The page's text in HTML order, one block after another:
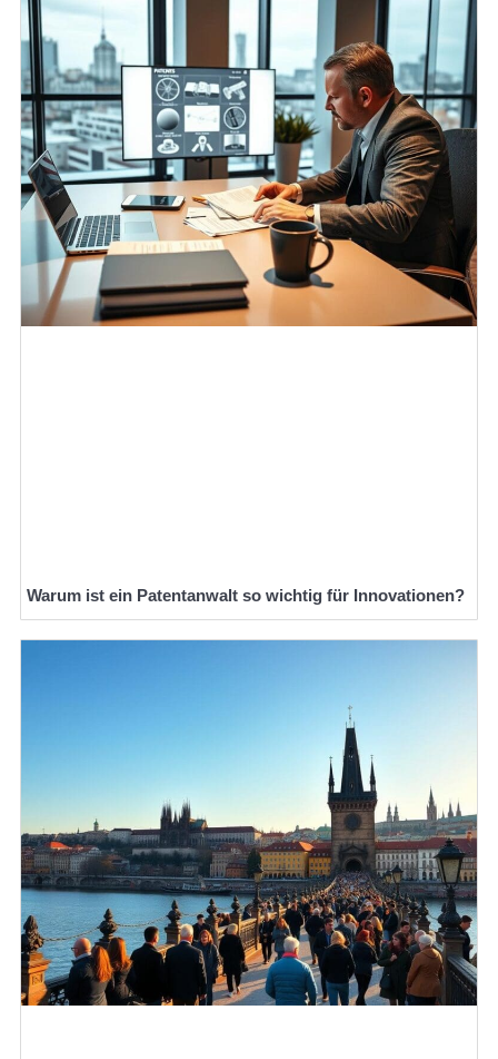
Warum ist ein Patentanwalt so wichtig für Innovationen?